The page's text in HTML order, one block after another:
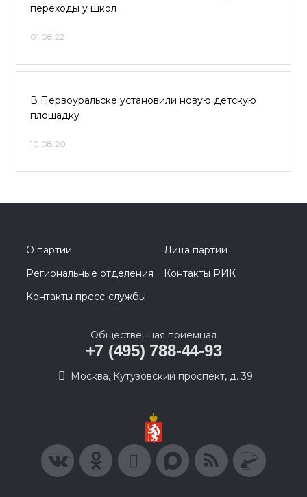
переходы у школ
01.08.22
В Первоуральске установили новую детскую
площадку
10.08.20
О партии
Лица партии
Региональные отделения
Контакты РИК
Контакты пресс-службы
Общественная приемная
+7 (495) 788-44-93
Москва, Кутузовский проспект, д. 39